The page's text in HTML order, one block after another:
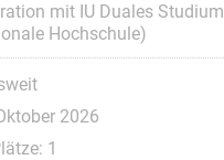
mit IU Duales Studium
Hochschule)
2026
1